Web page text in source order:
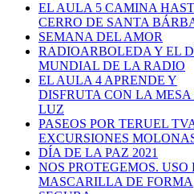
EL AULA 5 CAMINA
CERRO DE SANTA
SEMANA DEL AMOR
RADIOARBOLEDA Y EL
MUNDIAL DE LA RADIO
EL AULA 4 APRENDE Y
DISFRUTA CON LA MESA
LUZ
PASEOS POR TERUEL
EXCURSIONES
DÍA DE LA PAZ 2021
NOS PROTEGEMOS. USO
MASCARILLA DE FORMA